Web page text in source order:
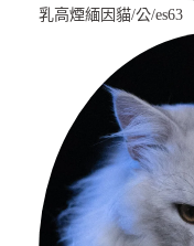
乳高煙緬因貓/公/es63